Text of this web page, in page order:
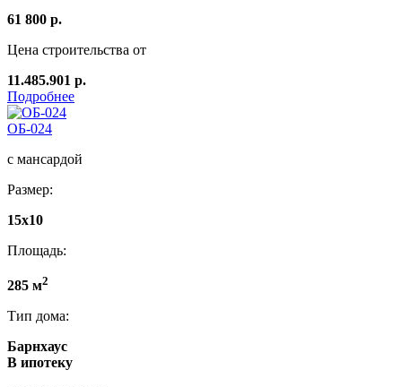
61 800 р.
Цена строительства от
11.485.901 р.
Подробнее
ОБ-024
с мансардой
Размер:
15x10
Площадь:
285 м2
Тип дома:
Барнхаус
В ипотеку